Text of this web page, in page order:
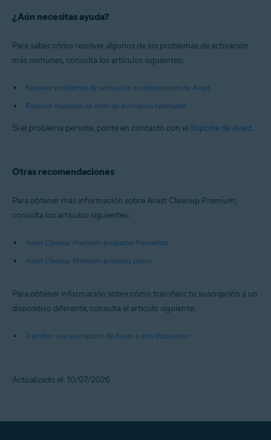
¿Aún necesitas ayuda?
Para saber cómo resolver algunos de los problemas de activación
más comunes, consulta los artículos siguientes:
Resolver problemas de activación en aplicaciones de Avast
Resolver mensajes de error de activación habituales
Si el problema persiste, ponte en contacto con el Soporte de Avast.
Otras recomendaciones
Para obtener más información sobre Avast Cleanup Premium,
consulta los artículos siguientes:
Avast Cleanup Premium: preguntas frecuentes
Avast Cleanup Premium: primeros pasos
Para obtener información sobre cómo transferir tu suscripción a un
dispositivo diferente, consulta el artículo siguiente:
Transferir una suscripción de Avast a otro dispositivo
Actualizado el: 10/07/2026